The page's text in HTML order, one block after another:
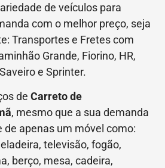
de veículos para
com o melhor preço, seja
Transportes e Fretes com
Grande, Fiorino, HR,
e Sprinter.
de Carreto de
, mesmo que a sua demanda
de apenas um móvel como:
televisão, fogão,
berço, mesa, cadeira,